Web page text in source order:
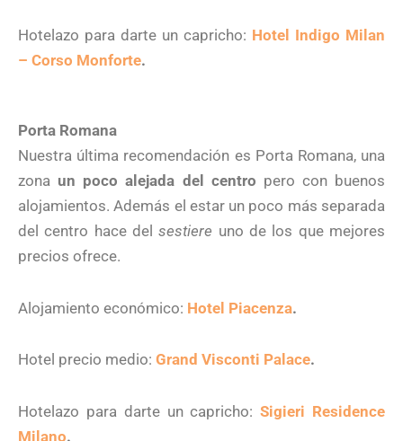
Hotelazo para darte un capricho: Hotel Indigo Milan
– Corso Monforte.
Porta Romana
Nuestra última recomendación es Porta Romana, una
zona un poco alejada del centro pero con buenos
alojamientos. Además el estar un poco más separada
del centro hace delsestiere uno de los que mejores
precios ofrece.
Alojamiento económico: Hotel Piacenza.
Hotel precio medio: Grand Visconti Palace.
Hotelazo para darte un capricho:Sigieri Residence
Milano.